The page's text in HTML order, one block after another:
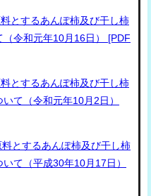
とするあんぽ柿及び干し柿
令和元年10月16日） [PDF
とするあんぽ柿及び干し柿
て（令和元年10月2日）
とするあんぽ柿及び干し柿
て（平成30年10月17日）